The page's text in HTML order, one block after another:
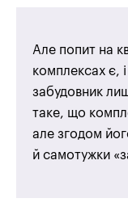
Але попит на
комплексах є,
забудовник
таке, що
але згодом
й самотужки